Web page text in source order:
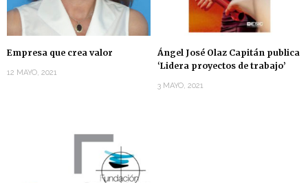
Empresa que crea valor
12 MAYO, 2021
Ángel José Olaz Capitán publica
‘Lidera proyectos de trabajo’
3 MAYO, 2021